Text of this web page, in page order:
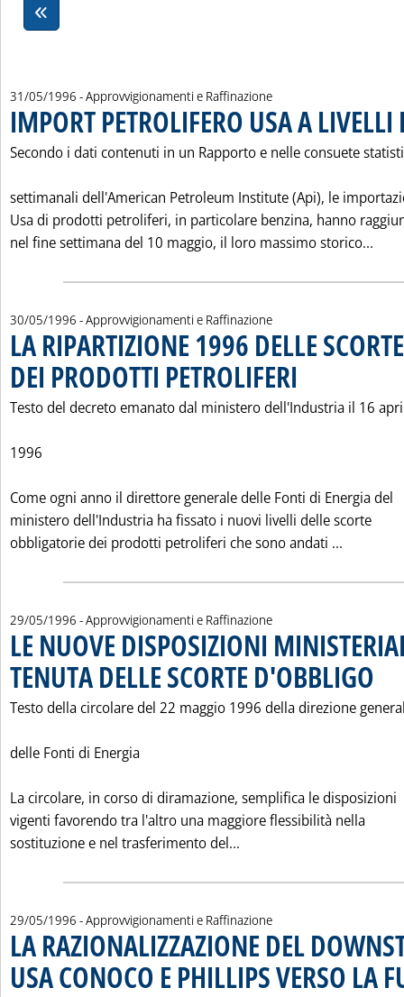
31/05/1996 - Approvvigionamenti e Raffinazione
IMPORT PETROLIFERO USA A LIVELLI
Secondo i dati contenuti in un Rapporto e nelle consuete
settimanali dell'American Petroleum Institute (Api), le
Usa di prodotti petroliferi, in particolare benzina, hanno
nel fine settimana del 10 maggio, il loro massimo storico...
30/05/1996 - Approvvigionamenti e Raffinazione
LA RIPARTIZIONE 1996 DELLE
DEI PRODOTTI PETROLIFERI
Testo del decreto emanato dal ministero dell'Industria il 16
1996
Come ogni anno il direttore generale delle Fonti di Energia del
ministero dell'Industria ha fissato i nuovi livelli delle scorte
obbligatorie dei prodotti petroliferi che sono andati ...
29/05/1996 - Approvvigionamenti e Raffinazione
LE NUOVE DISPOSIZIONI
TENUTA DELLE SCORTE D'OBBLIGO
Testo della circolare del 22 maggio 1996 della direzione
delle Fonti di Energia
La circolare, in corso di diramazione, semplifica le disposizioni
vigenti favorendo tra l'altro una maggiore flessibilità nella
sostituzione e nel trasferimento del...
29/05/1996 - Approvvigionamenti e Raffinazione
LA RAZIONALIZZAZIONE DEL
USA CONOCO E PHILLIPS VERSO LA